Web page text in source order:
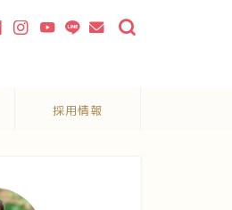
採用情報